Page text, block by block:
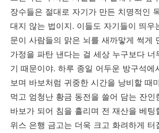
장수들은 절대로 자기가 만든 치명적인
대지 않는 법이지. 이들도 자기들이 띄우
문이 사람들의 맑은 뇌를 새까맣게 썩게
가정을 파탄 낸다는 걸 세상 누구보다 너
기 때문이야. 하루 종일 어두운 방구석에
보며 바보처럼 귀중한 시간을 낭비할 때
먹고 엄청난 황금 동전을 쓸어 담는 잔인
바보가 되어 침을 흘리며 전 재산을 베팅
위스 은행 금고는 더욱 크고 화려하게 터